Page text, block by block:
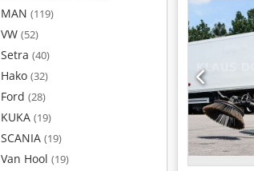
MAN (119)
VW (52)
Setra (40)
Hako (32)
Ford (28)
KUKA (19)
SCANIA (19)
Van Hool (19)